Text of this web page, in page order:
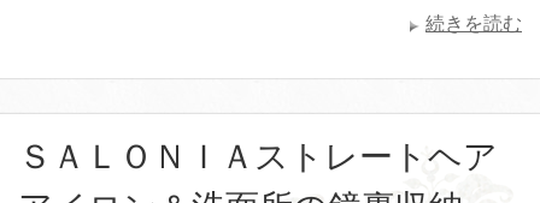
続きを読む
ＳＡＬＯＮＩＡストレートヘア